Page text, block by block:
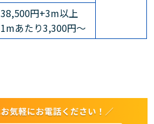
38,500円+3m以上
1mあたり3,300円～